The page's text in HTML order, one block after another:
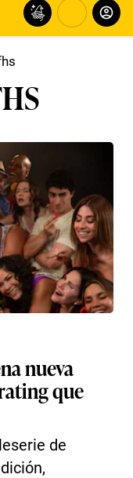
nueva
que
de